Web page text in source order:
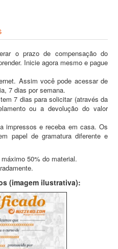
o prazo de compensação do
Inicie agora mesmo e pague
Assim você pode acessar de
7 dias por semana.
7 dias para solicitar (através da
ou a devolução do valor
impressos e receba em casa. Os
papel de gramatura diferente e
50% do material.
(imagem ilustrativa):